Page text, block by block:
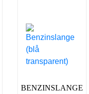
BENZINSLANGE